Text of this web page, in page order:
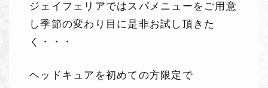
ジェイフェリアではスパメニューをご用意
し季節の変わり目に是非お試し頂きた
く・・・
ヘッドキュアを初めての方限定で